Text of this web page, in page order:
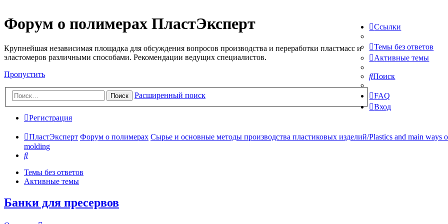
Форум о полимерах ПластЭксперт
Крупнейшая независимая площадка для обсуждения вопросов производства и переработки пластмасс и
эластомеров различными способами. Рекомендации ведущих специалистов.
Пропустить
Поиск Расширенный поиск
Ссылки
Темы без ответов
Активные темы
Поиск
FAQ
Вход
Регистрация
ПластЭксперт Форум о полимерах Сырье и основные методы производства пластиковых изделий/Plastics and main ways
molding
Поиск
Темы без ответов
Активные темы
Банки для пресервов